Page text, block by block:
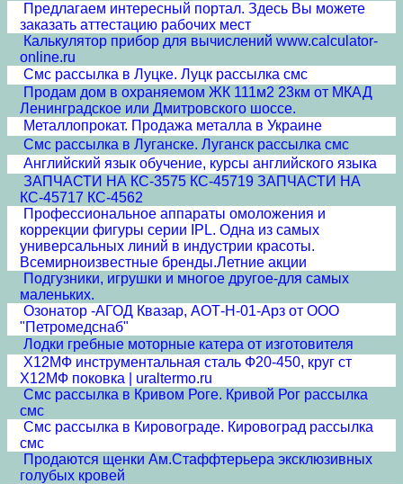
Предлагаем интересный портал. Здесь Вы можете
заказать аттестацию рабочих мест
Калькулятор прибор для вычислений www.calculator-
online.ru
Смс рассылка в Луцке. Луцк рассылка смс
Продам дом в охраняемом ЖК 111м2 23км от МКАД
Ленинградское или Дмитровского шоссе.
Металлопрокат. Продажа металла в Украине
Смс рассылка в Луганске. Луганск рассылка смс
Английский язык обучение, курсы английского языка
ЗАПЧАСТИ НА КС-3575 КС-45719 ЗАПЧАСТИ НА
КС-45717 КС-4562
Профессиональное аппараты омоложения и
коррекции фигуры серии IPL. Одна из самых
универсальных линий в индустрии красоты.
Всемирноизвестные бренды.Летние акции
Подгузники, игрушки и многое другое-для самых
маленьких.
Озонатор -АГОД Квазар, АОТ-Н-01-Арз от ООО
"Петромедснаб"
Лодки гребные моторные катера от изготовителя
Х12МФ инструментальная сталь Ф20-450, круг ст
Х12МФ поковка | uraltermo.ru
Смс рассылка в Кривом Роге. Кривой Рог рассылка
смс
Смс рассылка в Кировограде. Кировоград рассылка
смс
Продаются щенки Ам.Стаффтерьера эксклюзивных
голубых кровей